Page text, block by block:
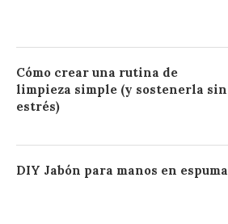
Cómo crear una rutina de
limpieza simple (y sostenerla sin
estrés)
DIY Jabón para manos en espuma